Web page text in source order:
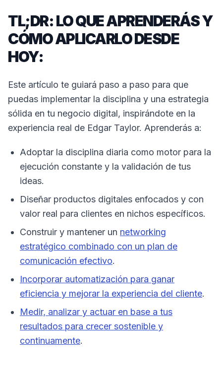
TL;DR: LO QUE APRENDERÁS Y
CÓMO APLICARLO DESDE
HOY:
Este artículo te guiará paso a paso para que
puedas implementar la disciplina y una estrategia
sólida en tu negocio digital, inspirándote en la
experiencia real de Edgar Taylor. Aprenderás a:
Adoptar la disciplina diaria como motor para la
ejecución constante y la validación de tus
ideas.
Diseñar productos digitales enfocados y con
valor real para clientes en nichos específicos.
Construir y mantener un networking
estratégico combinado con un plan de
comunicación efectivo.
Incorporar automatización para ganar
eficiencia y mejorar la experiencia del cliente.
Medir, analizar y actuar en base a tus
resultados para crecer sostenible y
continuamente.